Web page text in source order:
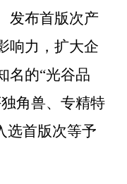
发布首版次产
响力，扩大企
名的“光谷品
角兽、专精特
选首版次等予